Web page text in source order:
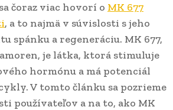
čoraz viac hovorí o MK 677
, a to najmä v súvislosti s jeho
spánku a regeneráciu. MK 677,
je látka, ktorá stimuluje
hormónu a má potenciál
V tomto článku sa pozrieme
používateľov a na to, ako MK